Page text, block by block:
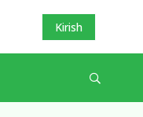
Kirish